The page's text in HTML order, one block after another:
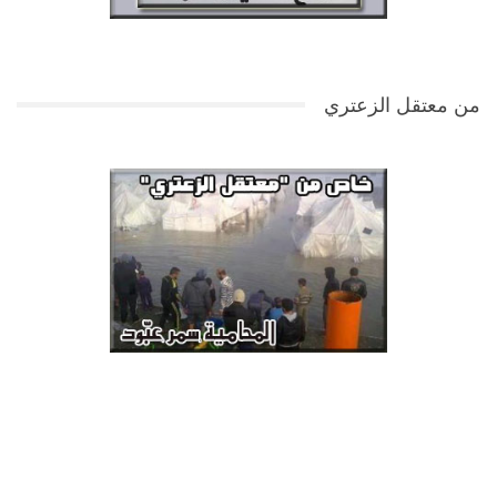
من معتقل الزعتري